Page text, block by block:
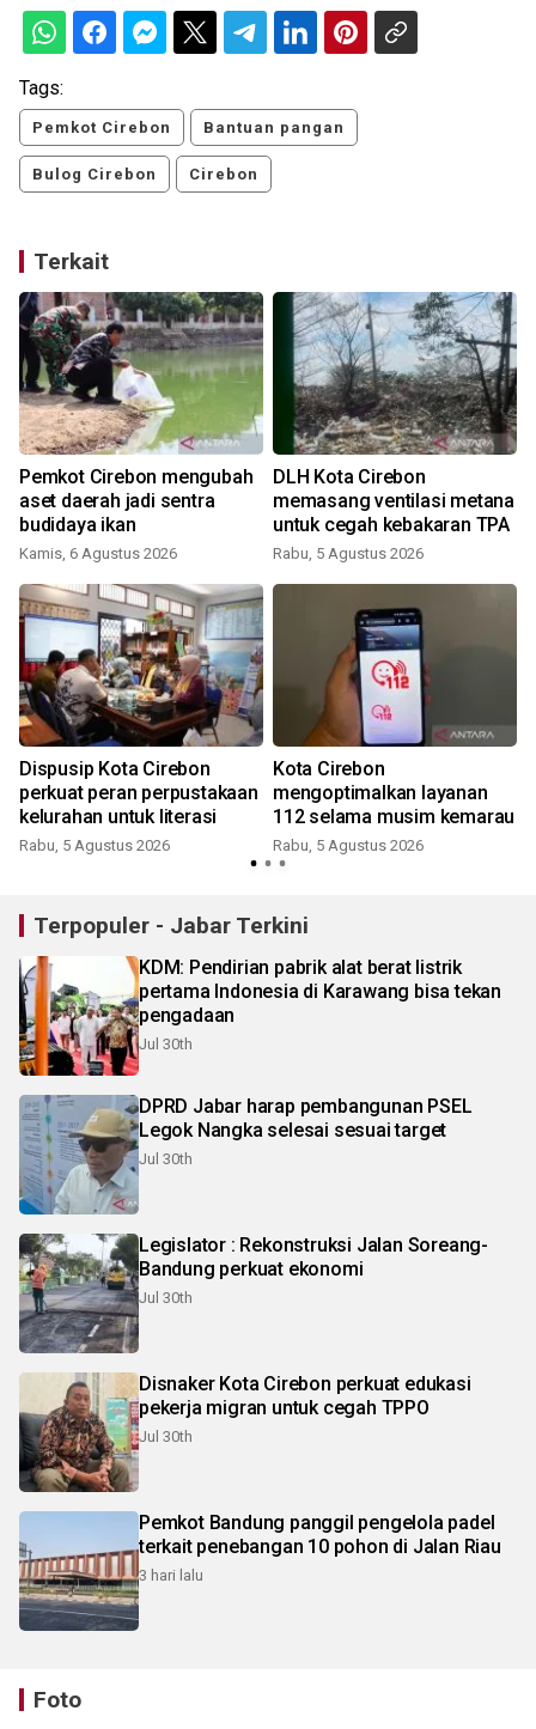
Tags:
Pemkot Cirebon Bantuan pangan
Bulog Cirebon Cirebon
Terkait
Pemkot Cirebon mengubah
aset daerah jadi sentra
budidaya ikan
Kamis, 6 Agustus 2026
DLH Kota Cirebon
memasang ventilasi metana
untuk cegah kebakaran TPA
Rabu, 5 Agustus 2026
Dispusip Kota Cirebon
perkuat peran perpustakaan
kelurahan untuk literasi
Rabu, 5 Agustus 2026
Kota Cirebon
mengoptimalkan layanan
112 selama musim kemarau
Rabu, 5 Agustus 2026
Terpopuler - Jabar Terkini
KDM: Pendirian pabrik alat berat listrik
pertama Indonesia di Karawang bisa tekan
pengadaan
Jul 30th
DPRD Jabar harap pembangunan PSEL
Legok Nangka selesai sesuai target
Jul 30th
Legislator : Rekonstruksi Jalan Soreang-
Bandung perkuat ekonomi
Jul 30th
Disnaker Kota Cirebon perkuat edukasi
pekerja migran untuk cegah TPPO
Jul 30th
Pemkot Bandung panggil pengelola padel
terkait penebangan 10 pohon di Jalan Riau
3 hari lalu
Foto